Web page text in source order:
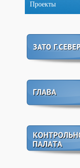
Проекты